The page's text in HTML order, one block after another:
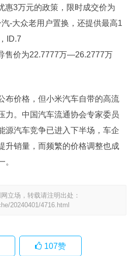
惠3万元的政策，限时成交价为
-大众老用户置换，还提供最高1
ID.7
售价为22.7777万—26.2777万
布价格，但小米汽车自带的高流
力。中国汽车流通协会专家委员
源汽车竞争已进入下半场，车企
升销量，而频繁的价格调整也成
。
立场，转载请注明出处：
20240401/4716.html
107赞